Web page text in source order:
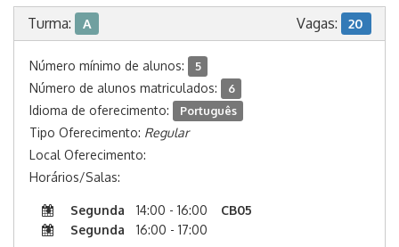
Turma: A Vagas: 20
Número mínimo de alunos: 5
Número de alunos matriculados: 6
Idioma de oferecimento: Português
Tipo Oferecimento: Regular
Local Oferecimento:
Horários/Salas:
Segunda 14:00 - 16:00
CB05
Segunda
16:00 - 17:00